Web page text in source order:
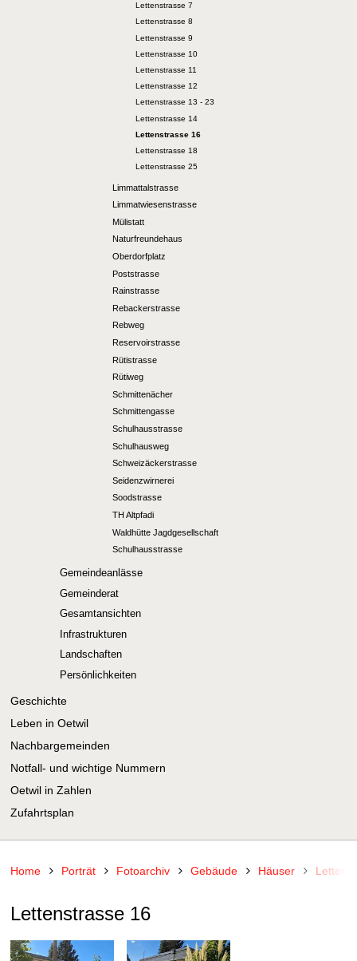
Lettenstrasse 7
Lettenstrasse 8
Lettenstrasse 9
Lettenstrasse 10
Lettenstrasse 11
Lettenstrasse 12
Lettenstrasse 13 - 23
Lettenstrasse 14
Lettenstrasse 16
Lettenstrasse 18
Lettenstrasse 25
Limmattalstrasse
Limmatwiesenstrasse
Mülistatt
Naturfreundehaus
Oberdorfplatz
Poststrasse
Rainstrasse
Rebackerstrasse
Rebweg
Reservoirstrasse
Rütistrasse
Rütiweg
Schmittenächer
Schmittengasse
Schulhausstrasse
Schulhausweg
Schweizäckerstrasse
Seidenzwirnerei
Soodstrasse
TH Altpfadi
Waldhütte Jagdgesellschaft
Schulhausstrasse
Gemeindeanlässe
Gemeinderat
Gesamtansichten
Infrastrukturen
Landschaften
Persönlichkeiten
Geschichte
Leben in Oetwil
Nachbargemeinden
Notfall- und wichtige Nummern
Oetwil in Zahlen
Zufahrtsplan
Home Porträt Fotoarchiv Gebäude Häuser
Lettenstrasse 16